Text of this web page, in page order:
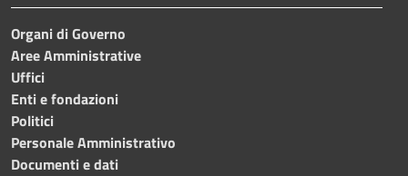
Organi di Governo
Aree Amministrative
Uffici
Enti e fondazioni
Politici
Personale Amministrativo
Documenti e dati